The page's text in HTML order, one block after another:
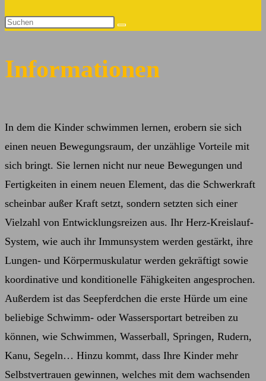
umschalten
Diese
durchsuchen
Informationen
In dem die Kinder schwimmen lernen, erobern sie sich
einen neuen Bewegungsraum, der unzählige Vorteile mit
sich bringt. Sie lernen nicht nur neue Bewegungen und
Fertigkeiten in einem neuen Element, das die Schwerkraft
scheinbar außer Kraft setzt, sondern setzten sich einer
Vielzahl von Entwicklungsreizen aus. Ihr Herz-Kreislauf-
System, wie auch ihr Immunsystem werden gestärkt, ihre
Lungen- und Körpermuskulatur werden gekräftigt sowie
koordinative und konditionelle Fähigkeiten angesprochen.
Außerdem ist das Seepferdchen die erste Hürde um eine
beliebige Schwimm- oder Wassersportart betreiben zu
können, wie Schwimmen, Wasserball, Springen, Rudern,
Kanu, Segeln… Hinzu kommt, dass Ihre Kinder mehr
Selbstvertrauen gewinnen, welches mit dem wachsenden